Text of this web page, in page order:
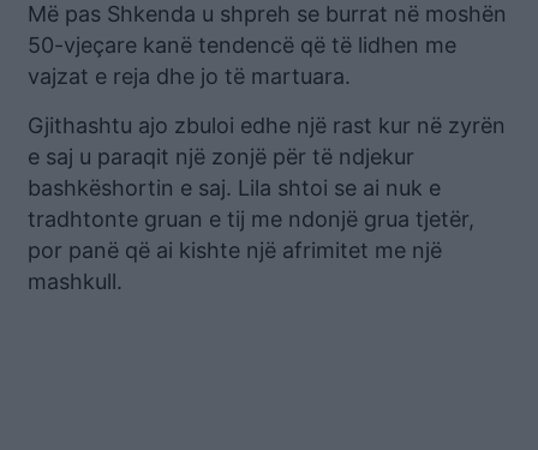
Më pas Shkenda u shpreh se burrat në moshën
50-vjeçare kanë tendencë që të lidhen me
vajzat e reja dhe jo të martuara.
Gjithashtu ajo zbuloi edhe një rast kur në zyrën
e saj u paraqit një zonjë për të ndjekur
bashkëshortin e saj. Lila shtoi se ai nuk e
tradhtonte gruan e tij me ndonjë grua tjetër,
por panë që ai kishte një afrimitet me një
mashkull.